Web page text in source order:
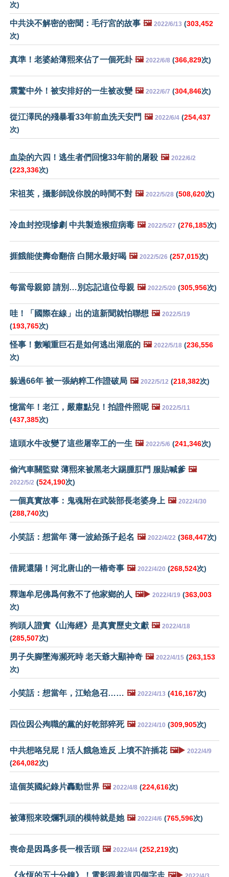
次)
中共決不解密的密聞：毛行宮的故事 🖼️ 2022/6/13 (303,452
次)
真準！老婆給薄熙來佔了一個死卦 🖼️ 2022/6/8 (366,829次)
震驚中外！被安排好的一生被改變 🖼️ 2022/6/7 (304,846次)
從江澤民的殘暴看33年前血洗天安門 🖼️ 2022/6/4 (254,437
次)
血染的六四！逃生者們回憶33年前的屠殺 🖼️ 2022/6/2
(223,336次)
宋祖英，攝影師說你脫的時間不對 🖼️ 2022/5/28 (508,620次)
冷血封控現慘劇 中共製造猴痘病毒 🖼️ 2022/5/27 (276,185次)
捱餓能使壽命翻倍 白開水最好喝 🖼️ 2022/5/26 (257,015次)
每當母親節 請別…別忘記這位母親 🖼️ 2022/5/20 (305,956次)
哇！「國際在線」出的這新聞就怕聯想 🖼️ 2022/5/19
(193,765次)
怪事！數噸重巨石是如何逃出湖底的 🖼️ 2022/5/18 (236,556
次)
躲過66年 被一張納粹工作證破局 🖼️ 2022/5/12 (218,382次)
憶當年！老江，嚴肅點兒！拍證件照呢 🖼️ 2022/5/11
(437,385次)
這頭水牛改變了這些屠宰工的一生 🖼️ 2022/5/6 (241,346次)
偷汽車關監獄 薄熙來被黑老大踢腫肛門 服貼喊爹 🖼️
2022/5/2 (524,190次)
一個真實故事：鬼魂附在武裝部長老婆身上 🖼️ 2022/4/30
(288,740次)
小笑話：想當年 薄一波給孫子起名 🖼️ 2022/4/22 (368,447次)
借屍還陽！河北唐山的一樁奇事 🖼️ 2022/4/20 (268,524次)
釋迦牟尼佛爲何救不了他家鄉的人 🖼️▶️ 2022/4/19 (363,003
次)
狗頭人證實《山海經》是真實歷史文獻 🖼️ 2022/4/18
(285,507次)
男子失腳墜海瀕死時 老天爺大顯神奇 🖼️ 2022/4/15 (263,153
次)
小笑話：想當年，江蛤急召…… 🖼️ 2022/4/13 (416,167次)
四位因公殉職的黨的好乾部猝死 🖼️ 2022/4/10 (309,905次)
中共想咯兒屁！活人餓急造反 上墳不許插花 🖼️▶️ 2022/4/9
(264,082次)
這個英國紀錄片轟動世界 🖼️ 2022/4/8 (224,616次)
被薄熙來咬爛乳頭的模特就是她 🖼️ 2022/4/6 (765,596次)
喪命是因爲多長一根舌頭 🖼️ 2022/4/4 (252,219次)
《永恆的五十分鐘》！電影跟着這四個字走 🖼️▶️